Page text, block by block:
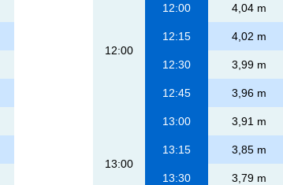
12:00
12:00 4,04 m
12:15 4,02 m
12:30 3,99 m
12:45 3,96 m
13:00
13:00 3,91 m
13:15 3,85 m
13:30 3,79 m